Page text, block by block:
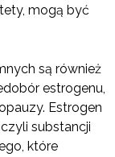
mogą być
są również
estrogenu,
Estrogen
substancji
które